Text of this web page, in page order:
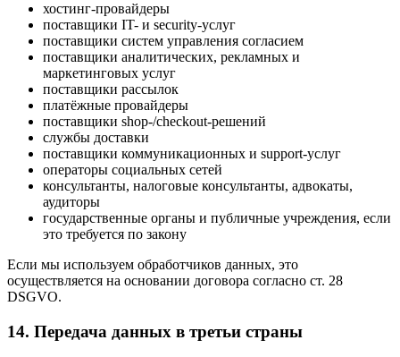
хостинг-провайдеры
поставщики IT- и security-услуг
поставщики систем управления согласием
поставщики аналитических, рекламных и
маркетинговых услуг
поставщики рассылок
платёжные провайдеры
поставщики shop-/checkout-решений
службы доставки
поставщики коммуникационных и support-услуг
операторы социальных сетей
консультанты, налоговые консультанты, адвокаты,
аудиторы
государственные органы и публичные учреждения, если
это требуется по закону
Если мы используем обработчиков данных, это
осуществляется на основании договора согласно ст. 28
DSGVO.
14. Передача данных в третьи страны